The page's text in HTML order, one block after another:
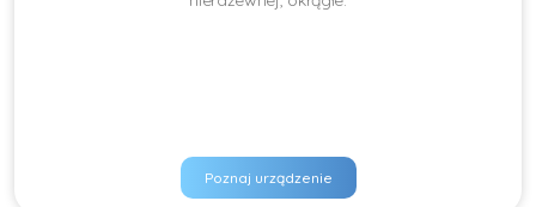
Poznaj urządzenie